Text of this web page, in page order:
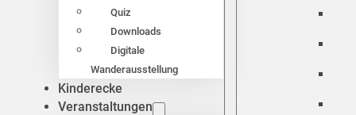
Quiz
Downloads
Digitale
Wanderausstellung
Kinderecke
Veranstaltungen